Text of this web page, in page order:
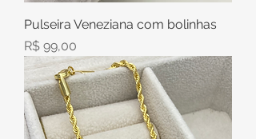
Pulseira Veneziana com bolinhas
Preço
R$ 99,00